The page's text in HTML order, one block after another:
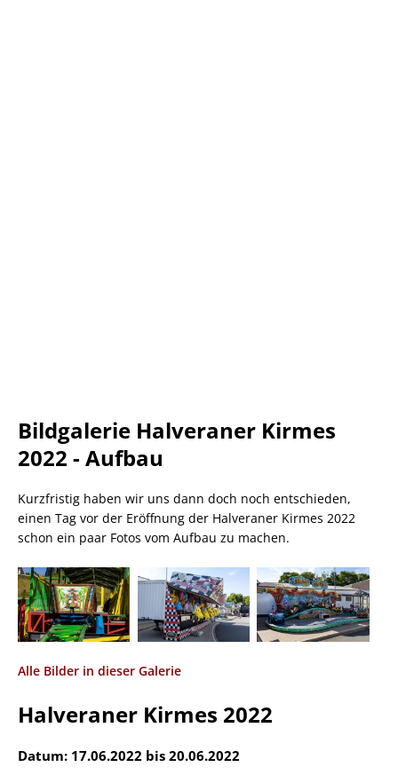
Bildgalerie Halveraner Kirmes
2022 - Aufbau
Kurzfristig haben wir uns dann doch noch entschieden,
einen Tag vor der Eröffnung der Halveraner Kirmes 2022
schon ein paar Fotos vom Aufbau zu machen.
Alle Bilder in dieser Galerie
Halveraner Kirmes 2022
Datum: 17.06.2022 bis 20.06.2022